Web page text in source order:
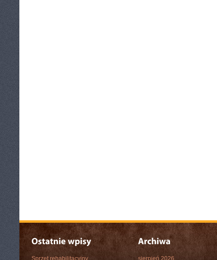
Sprzęt rehabilitacyjny
sierpień 2026